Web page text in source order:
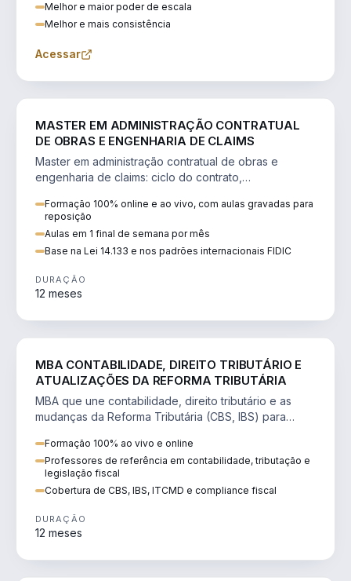
Melhor e maior poder de escala
Melhor e mais consistência
Acessar
MASTER EM ADMINISTRAÇÃO CONTRATUAL
DE OBRAS E ENGENHARIA DE CLAIMS
Master em administração contratual de obras e
engenharia de claims: ciclo do contrato,
Formação 100% online e ao vivo, com aulas gravadas para
reposição
Aulas em 1 final de semana por mês
Base na Lei 14.133 e nos padrões internacionais FIDIC
DURAÇÃO
12 meses
MBA CONTABILIDADE, DIREITO TRIBUTÁRIO E
ATUALIZAÇÕES DA REFORMA TRIBUTÁRIA
MBA que une contabilidade, direito tributário e as
mudanças da Reforma Tributária (CBS, IBS) para
Formação 100% ao vivo e online
Professores de referência em contabilidade, tributação e
legislação fiscal
Cobertura de CBS, IBS, ITCMD e compliance fiscal
DURAÇÃO
12 meses